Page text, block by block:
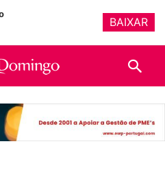
BAIXAR